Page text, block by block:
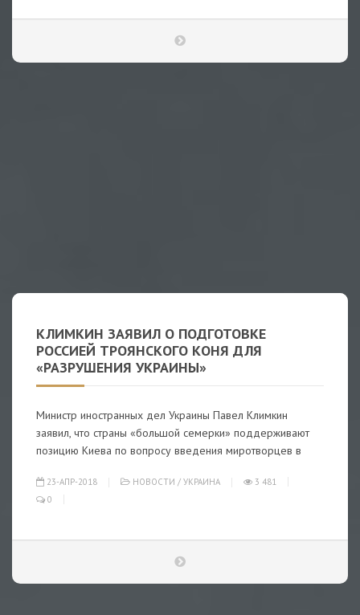
КЛИМКИН ЗАЯВИЛ О ПОДГОТОВКЕ
РОССИЕЙ ТРОЯНСКОГО КОНЯ ДЛЯ
«РАЗРУШЕНИЯ УКРАИНЫ»
Министр иностранных дел Украины Павел Климкин
заявил, что страны «большой семерки» поддерживают
позицию Киева по вопросу введения миротворцев в
23-АПР-2018 НОВОСТИ / УКРАИНА
3 481
0